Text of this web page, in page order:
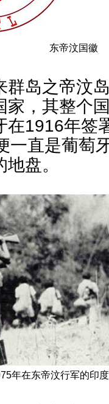
东帝汶国徽
岛之帝汶岛
家，其整个
在1916年签
一直是葡萄
盘。
年在东帝汶行军的印